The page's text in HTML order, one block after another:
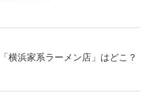
横浜家系ラーメン店」はどこ？